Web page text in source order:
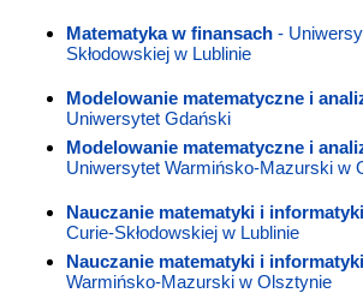
Matematyka w finansach -
Skłodowskiej w Lublinie
Modelowanie matematyczne i
Uniwersytet Gdański
Modelowanie matematyczne i
Uniwersytet Warmińsko-Mazurski w
Nauczanie matematyki i informatyki
Curie-Skłodowskiej w Lublinie
Nauczanie matematyki i informatyki
Warmińsko-Mazurski w Olsztynie